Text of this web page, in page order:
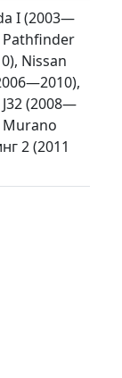
I (2003—
Pathfinder
Nissan
(2008—
Murano
2 (2011